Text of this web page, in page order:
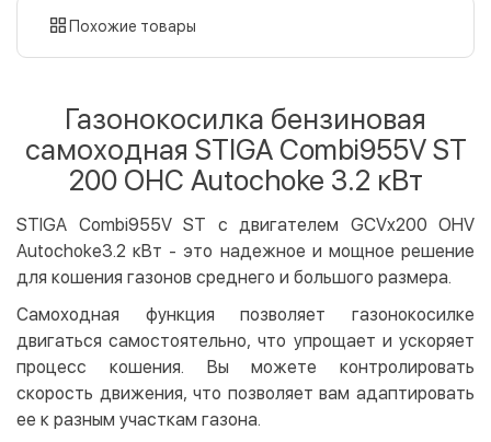
картой
LiqPay
Apple Pay
Google Pay
Безналичный расчет
Бесплатно
Кредит
Мгновенная рассрочка (Приватбанк)
Оплата частями (Приватбанк)
Покупка частями (Монобанк)
Похожие товары
Газонокосилка бензиновая
самоходная STIGA Combi955V ST
200 OHC Autochoke 3.2 кВт
STIGA Combi955V ST с двигателем GCVx200 OHV
Autochoke3.2 кВт - это надежное и мощное решение
для кошения газонов среднего и большого размера.
Самоходная функция позволяет газонокосилке
двигаться самостоятельно, что упрощает и ускоряет
процесс кошения. Вы можете контролировать
скорость движения, что позволяет вам адаптировать
ее к разным участкам газона.